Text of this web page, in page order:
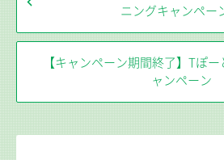
ニングキャンペー
【キャンペーン期間終了】Tぽ
ャンペーン